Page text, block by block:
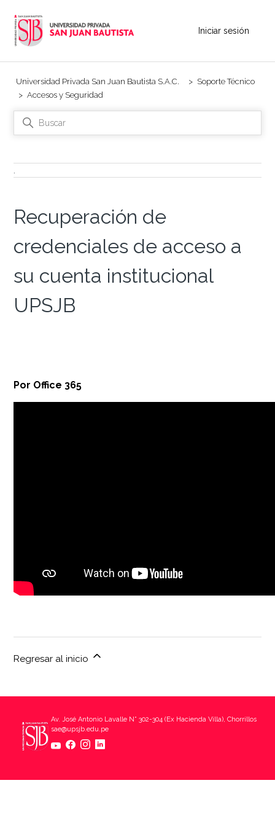
Iniciar sesión
Universidad Privada San Juan Bautista S.A.C.
Soporte Técnico
Accesos y Seguridad
.
Recuperación de
credenciales de acceso a
su cuenta institucional
UPSJB
Por Office 365
Regresar al inicio
Av. José Antonio Lavalle N° 302-304 (Ex Hacienda Villa), Chorrillos
sae@upsjb.edu.pe